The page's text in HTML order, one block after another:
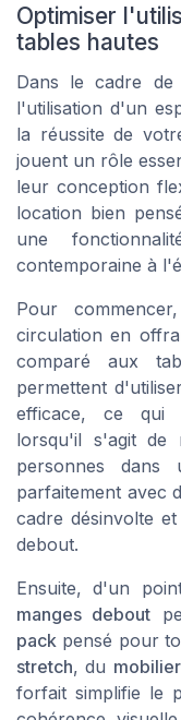
Optimiser
tables hautes
Dans le cadre de
l'utilisation d'un
la réussite de
jouent un rôle
leur conception
location bien
une
contemporaine à
Pour
circulation en
comparé aux
permettent
efficace, ce qui
lorsqu'il s'agit de
personnes
parfaitement avec
cadre désinvolte
debout.
Ensuite, d'un
manges debout
pack pensé pour
stretch, du mobilier
forfait simplifie le